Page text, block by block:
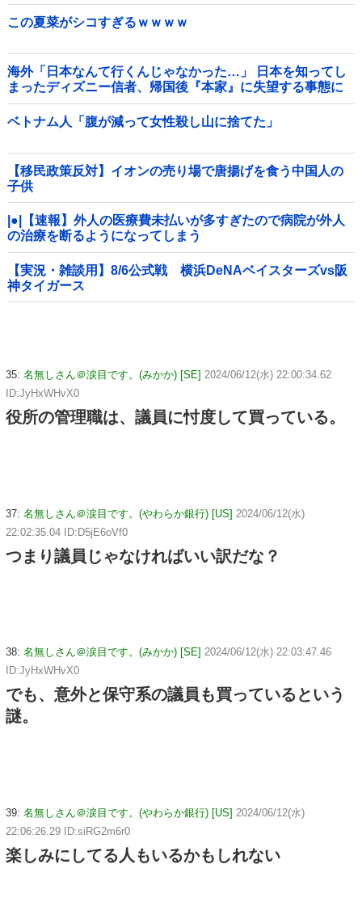
この夏菜がシコすぎるｗｗｗｗ
海外「日本なんて行くんじゃなかった…」 日本を知ってし
まったディズニー信者、帰国後『本家』に失望する事態に
ベトナム人「腹が減って女性殺し山に捨てた」
【移民政策反対】イオンの売り場で唐揚げを食う中国人の
子供
|●|【速報】外人の医療費未払いが多すぎたので病院が外人
の治療を断るようになってしまう
【実況・雑談用】8/6公式戦 横浜DeNAベイスターズvs阪
神タイガース
35: 名無しさん＠涙目です。(みかか) [SE] 2024/06/12(水) 22:00:34.62
ID:JyHxWHvX0
役所の管理職は、議員に忖度して買っている。
37: 名無しさん＠涙目です。(やわらか銀行) [US] 2024/06/12(水)
22:02:35.04 ID:D5jE6oVf0
つまり議員じゃなければいい訳だな？
38: 名無しさん＠涙目です。(みかか) [SE] 2024/06/12(水) 22:03:47.46
ID:JyHxWHvX0
でも、意外と保守系の議員も買っているという
謎。
39: 名無しさん＠涙目です。(やわらか銀行) [US] 2024/06/12(水)
22:06:26.29 ID:siRG2m6r0
楽しみにしてる人もいるかもしれない